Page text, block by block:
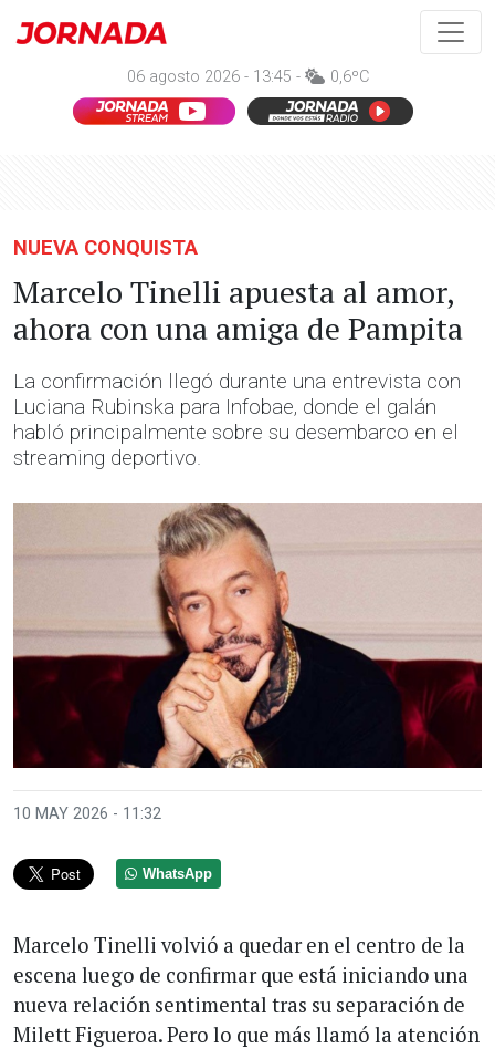
06 agosto 2026 - 13:45 - 0,6ºC
NUEVA CONQUISTA
Marcelo Tinelli apuesta al amor,
ahora con una amiga de Pampita
La confirmación llegó durante una entrevista con
Luciana Rubinska para Infobae, donde el galán
habló principalmente sobre su desembarco en el
streaming deportivo.
10 MAY 2026 - 11:32
WhatsApp
Marcelo Tinelli volvió a quedar en el centro de la
escena luego de confirmar que está iniciando una
nueva relación sentimental tras su separación de
Milett Figueroa. Pero lo que más llamó la atención